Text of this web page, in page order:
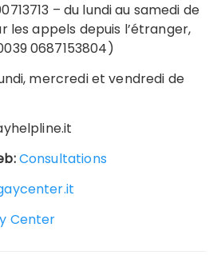
– du lundi au samedi de
les appels depuis l’étranger,
0687153804)
mercredi et vendredi de
Consultations
Center